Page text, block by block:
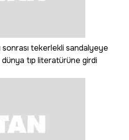
tekerlekli sandalyeye
dünya tıp literatürüne girdi